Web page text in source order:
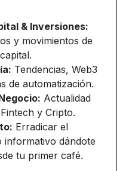
& Inversiones:
y movimientos de
capital.
Tendencias, Web3
de automatización.
Actualidad
y Cripto.
Erradicar el
informativo dándote
tu primer café.